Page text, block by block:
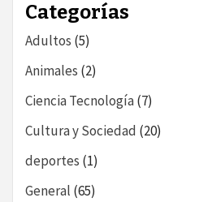
Categorías
Adultos (5)
Animales (2)
Ciencia Tecnología(7)
Cultura y Sociedad (20)
deportes (1)
General (65)